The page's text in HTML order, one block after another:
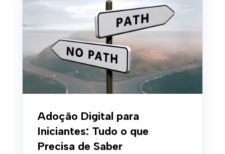
Adoção Digital para
Iniciantes: Tudo o que
Precisa de Saber